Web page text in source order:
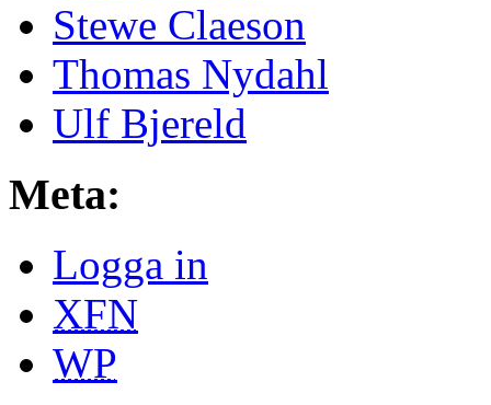
Stewe Claeson
Thomas Nydahl
Ulf Bjereld
Meta:
Logga in
XFN
WP